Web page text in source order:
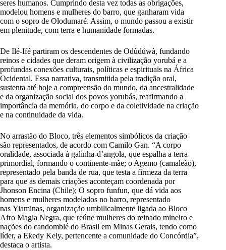
seres humanos. Cumprindo desta vez todas as obrigações,
modelou homens e mulheres do barro, que ganharam vida
com o sopro de Olodumaré. Assim, o mundo passou a existir
em plenitude, com terra e humanidade formadas.
De Ilé-Ifé partiram os descendentes de Odùdúwà, fundando
reinos e cidades que deram origem à civilização yorubá e a
profundas conexões culturais, políticas e espirituais na África
Ocidental. Essa narrativa, transmitida pela tradição oral,
sustenta até hoje a compreensão do mundo, da ancestralidade
e da organização social dos povos yorubás, reafirmando a
importância da memória, do corpo e da coletividade na criação
e na continuidade da vida.
No arrastão do Bloco, três elementos simbólicos da criação
são representados, de acordo com Camilo Gan. “A corpo
oralidade, associada à galinha-d’angola, que espalha a terra
primordial, formando o continente-mãe; o Agemo (camaleão),
representado pela banda de rua, que testa a firmeza da terra
para que as demais criações aconteçam coordenada por
Jhonson Encina (Chile); O sopro funfun, que dá vida aos
homens e mulheres modelados no barro, representado
nas Yiaminas, organização umbilicalmente ligada ao Bloco
Afro Magia Negra, que reúne mulheres do reinado mineiro e
nações do candomblé do Brasil em Minas Gerais, tendo como
líder, a Ekedy Kely, pertencente a comunidade do Concórdia”,
destaca o artista.